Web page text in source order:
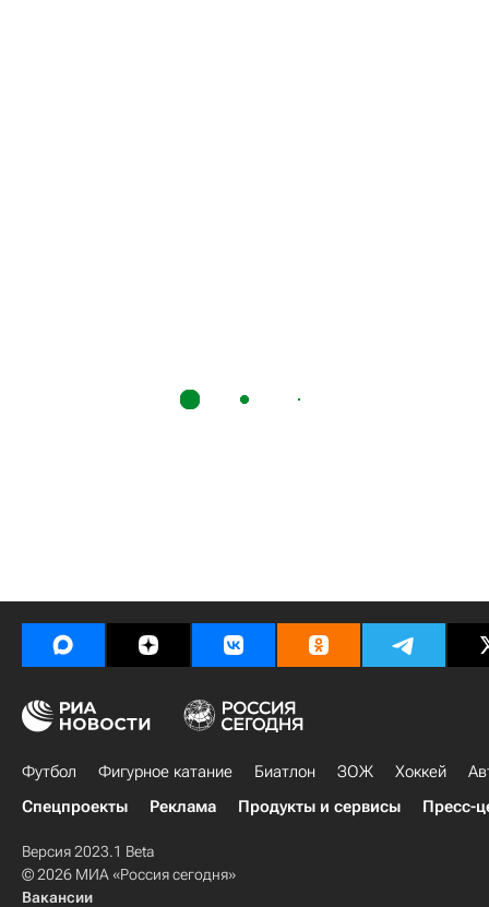
Футбол Фигурное катание Биатлон ЗОЖ Хоккей
Спецпроекты
Реклама Продукты и сервисы Пресс-
Версия 2023.1 Beta
© 2026 МИА «Россия сегодня»
Вакансии